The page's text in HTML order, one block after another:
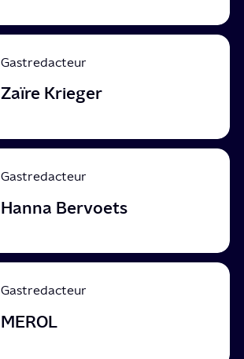
Gastredacteur
Zaïre Krieger
Gastredacteur
Hanna Bervoets
Gastredacteur
MEROL